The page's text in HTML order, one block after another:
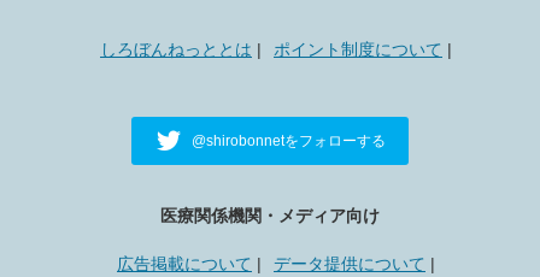
しろぼんねっととは ポイント制度について
@shirobonnetをフォローする
医療関係機関・メディア向け
広告掲載について データ提供について